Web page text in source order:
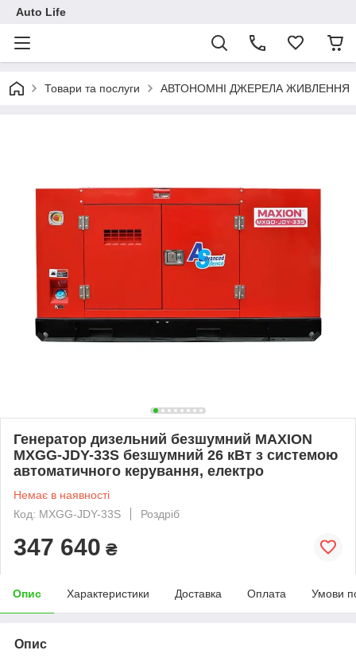
Auto Life
Товари та послуги АВТОНОМНІ ДЖЕРЕЛА ЖИВЛЕННЯ
Генератор дизельний безшумний MAXION
MXGG-JDY-33S безшумний 26 кВт з системою
автоматичного керування, електро
Немає в наявності
Код: MXGG-JDY-33S
Роздріб
347 640 ₴
Опис Характеристики Доставка Оплата Умови
Опис